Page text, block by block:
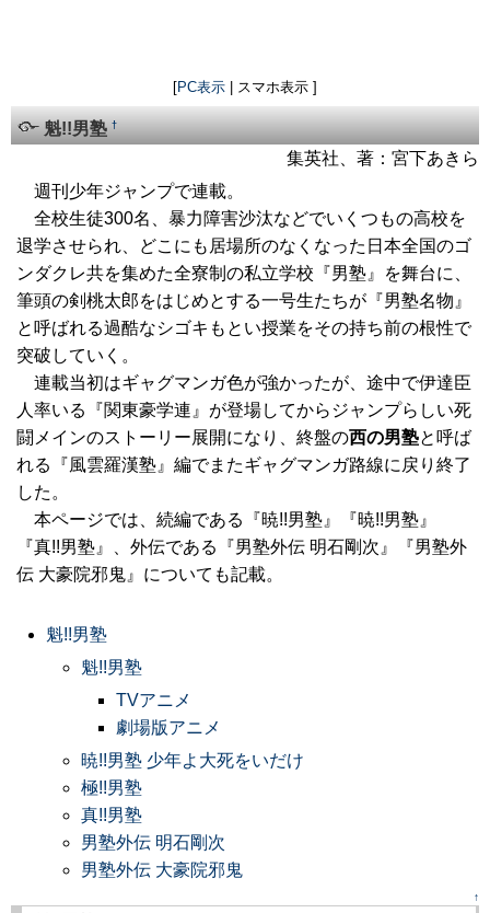
[PC表示 | スマホ表示 ]
魁!!男塾†
集英社、著：宮下あきら
週刊少年ジャンプで連載。
全校生徒300名、暴力障害沙汰などでいくつもの高校を
退学させられ、どこにも居場所のなくなった日本全国のゴ
ンダクレ共を集めた全寮制の私立学校『男塾』を舞台に、
筆頭の剣桃太郎をはじめとする一号生たちが『男塾名物』
と呼ばれる過酷なシゴキもとい授業をその持ち前の根性で
突破していく。
連載当初はギャグマンガ色が強かったが、途中で伊達臣
人率いる『関東豪学連』が登場してからジャンプらしい死
闘メインのストーリー展開になり、終盤の西の男塾と呼ば
れる『風雲羅漢塾』編でまたギャグマンガ路線に戻り終了
した。
本ページでは、続編である『暁!!男塾』『暁!!男塾』
『真!!男塾』、外伝である『男塾外伝 明石剛次』『男塾外
伝 大豪院邪鬼』についても記載。
魁!!男塾
魁!!男塾
TVアニメ
劇場版アニメ
暁!!男塾 少年よ大死をいだけ
極!!男塾
真!!男塾
男塾外伝 明石剛次
男塾外伝 大豪院邪鬼
↑